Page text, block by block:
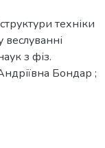
техніки
з фіз.
Бондар ;